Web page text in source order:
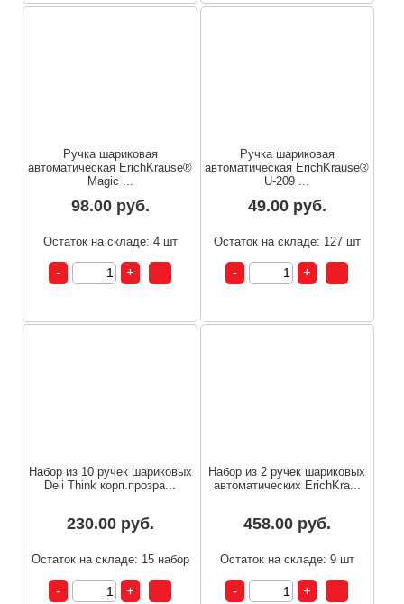
Ручка шариковая
автоматическая ErichKrause®
Magic ...
98.00 руб.
Остаток на складе: 4 шт
Ручка шариковая
автоматическая ErichKrause®
U-209 ...
49.00 руб.
Остаток на складе: 127 шт
Набор из 10 ручек шариковых
Deli Think корп.прозра...
230.00 руб.
Остаток на складе: 15 набор
Набор из 2 ручeк шариковых
автоматических ErichKra...
458.00 руб.
Остаток на складе: 9 шт